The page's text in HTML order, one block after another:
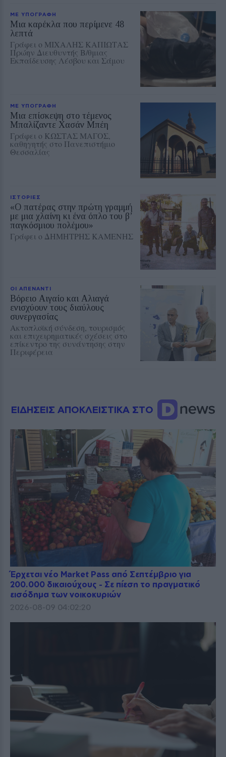
ΜΕ ΥΠΟΓΡΑΦΗ
Μια καρέκλα που περίμενε 48
λεπτά
Γράφει ο ΜΙΧΑΛΗΣ ΚΑΠΙΩΤΑΣ
Πρώην Διευθυντής Β/θμιας
Εκπαίδευσης Λέσβου και Σάμου
ΜΕ ΥΠΟΓΡΑΦΗ
Μια επίσκεψη στο τέμενος
Μπαλίζαντε Χασάν Μπέη
Γράφει ο ΚΩΣΤΑΣ ΜΑΓΟΣ,
καθηγητής στο Πανεπιστήμιο
Θεσσαλίας
ΙΣΤΟΡΙΕΣ
«Ο πατέρας στην πρώτη γραμμή
με μια χλαίνη κι ένα όπλο του β’
παγκόσμιου πολέμου»
Γράφει ο ΔΗΜΗΤΡΗΣ ΚΑΜΕΝΗΣ
ΟΙ ΑΠΕΝΑΝΤΙ
Βόρειο Αιγαίο και Αλιαγά
ενισχύουν τους διαύλους
συνεργασίας
Ακτοπλοϊκή σύνδεση, τουρισμός
και επιχειρηματικές σχέσεις στο
επίκεντρο της συνάντησης στην
Περιφέρεια
ΕΙΔΗΣΕΙΣ ΑΠΟΚΛΕΙΣΤΙΚΑ ΣΤΟ
Έρχεται νέο Market Pass από Σεπτέμβριο για
200.000 δικαιούχους - Σε πίεση το πραγματικό
εισόδημα των νοικοκυριών
2026-08-09 04:02:20